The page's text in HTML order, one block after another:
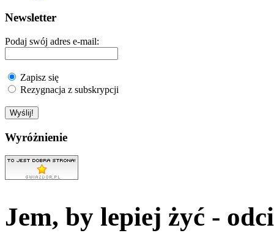
Newsletter
Podaj swój adres e-mail:
Zapisz się
Rezygnacja z subskrypcji
Wyróżnienie
Jem, by lepiej żyć -